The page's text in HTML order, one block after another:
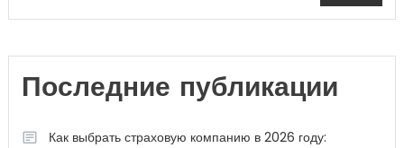
Последние публикации
Как выбрать страховую компанию в 2026 году: